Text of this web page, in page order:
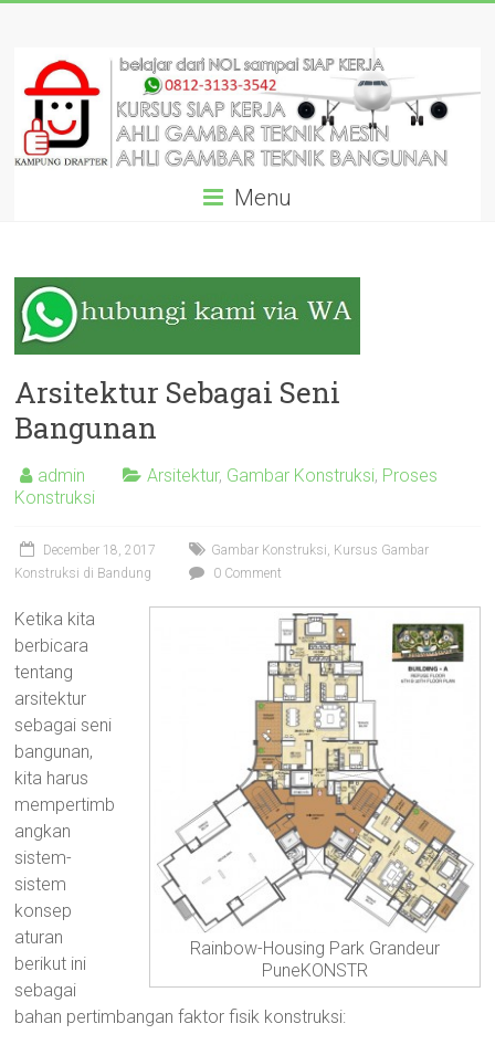
contentKURSUS
AUTOCAD
DRAFTER
SIAP
DARI
AHLINYA:
GARANSI
SAMPAI
BISA!
Pelatihan
AutoCAD
3D,
Sketchup,
Enscape,
Solidworks,
Inventor,
RAB,
Ahli
Gambar
Teknik
Mesin,
Arsitektur
dan
Interior,
di
Bandung,
Surabaya,
Jakarta,
Depok,
Menu
Arsitektur Sebagai Seni
Bangunan
admin Arsitektur, Gambar Konstruksi, Proses
Konstruksi
December 18, 2017 Gambar Konstruksi, Kursus Gambar
Konstruksi di Bandung
0 Comment
Rainbow-Housing Park Grandeur
PuneKONSTR
Ketika kita
berbicara
tentang
arsitektur
sebagai seni
bangunan,
kita harus
mempertimb
angkan
sistem-
sistem
konsep
aturan
berikut ini
sebagai
bahan pertimbangan faktor fisik konstruksi: